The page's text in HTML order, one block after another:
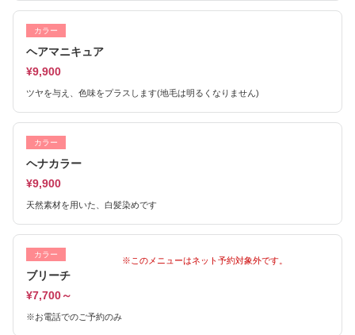
カラー
ヘアマニキュア
¥9,900
ツヤを与え、色味をプラスします(地毛は明るくなりません)
カラー
ヘナカラー
¥9,900
天然素材を用いた、白髪染めです
カラー
ブリーチ
¥7,700～
※お電話でのご予約のみ
※このメニューはネット予約対象外です。